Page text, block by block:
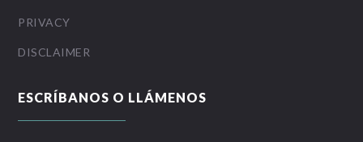
PRIVACY
DISCLAIMER
ESCRÍBANOS O LLÁMENOS